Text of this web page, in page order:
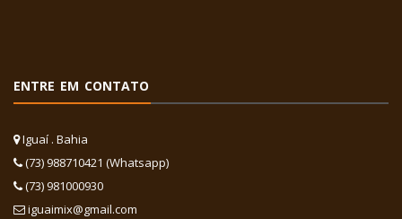
ENTRE EM CONTATO
Iguaí . Bahia
(73) 988710421 (Whatsapp)
(73) 981000930
iguaimix@gmail.com